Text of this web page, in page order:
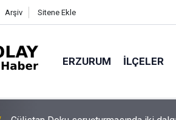
Arşiv Sitene Ekle
ERZURUM İLÇELER